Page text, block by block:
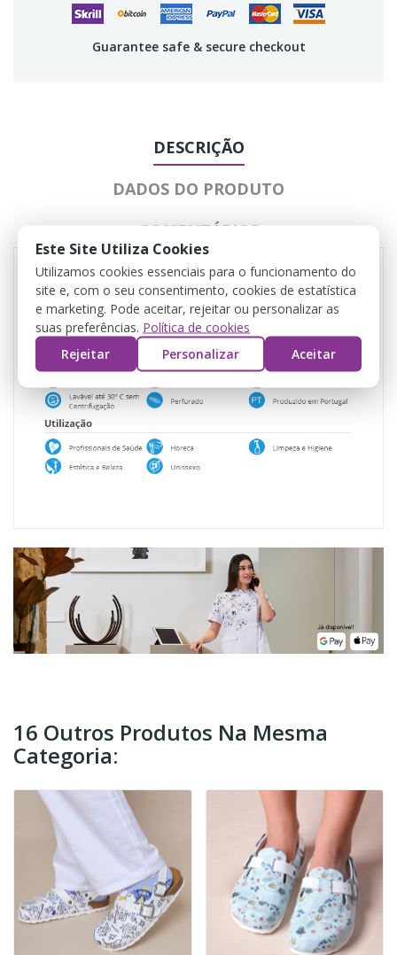
Guarantee safe & secure checkout
DESCRIÇÃO
DADOS DO PRODUTO
COMENTÁRIOS
16 Outros Produtos Na Mesma
Categoria:
Este Site Utiliza Cookies
Utilizamos cookies essenciais para o funcionamento do
site e, com o seu consentimento, cookies de estatística
e marketing. Pode aceitar, rejeitar ou personalizar as
suas preferências. Política de cookies
Rejeitar
Personalizar Aceitar